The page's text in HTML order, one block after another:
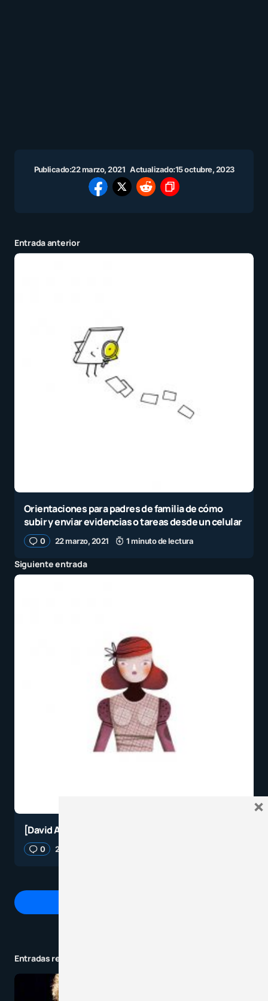
Publicado:22 marzo, 2021 Actualizado:15 octubre, 2023
Entrada anterior
Orientaciones para padres de familia de cómo
subir y enviar evidencias o tareas desde un celular
0 22 marzo, 2021 1 minuto de lectura
Siguiente entrada
[David Auris] Día Internacional de la Mujer
0 24 marzo, 2021
Tu dirección de correo electrónico no será
publicada.
marcados con
Entradas relacionadas a la categoría
×